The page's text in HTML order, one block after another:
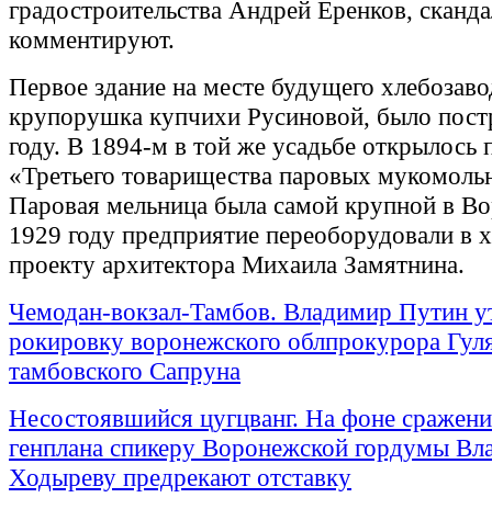
градостроительства Андрей Еренков,
комментируют.
Первое здание на месте будущего
крупорушка купчихи Русиновой, было
году. В 1894-м в той же усадьбе открылось
«Третьего товарищества паровых
Паровая мельница была самой крупной в
1929 году предприятие переоборудовали в
проекту архитектора Михаила Замятнина.
Чемодан-вокзал-Тамбов. Владимир Путин
рокировку воронежского облпрокурора
тамбовского Сапруна
Несостоявшийся цугцванг. На фоне
генплана спикеру Воронежской гордумы
Ходыреву предрекают отставку